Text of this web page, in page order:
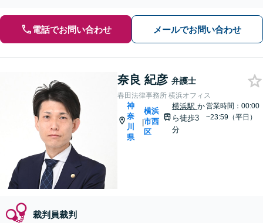
電話でお問い合わせ メールでお問い合わせ
奈良 紀彦 弁護士
春田法律事務所 横浜オフィス
神
奈
川
県
|
横浜
市西
区
横浜駅 か
ら徒歩3
分
営業時間：00:00
~23:59（平日）
裁判員裁判